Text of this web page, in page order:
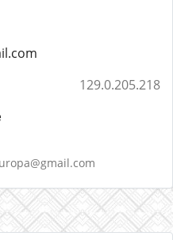
129.0.205.218